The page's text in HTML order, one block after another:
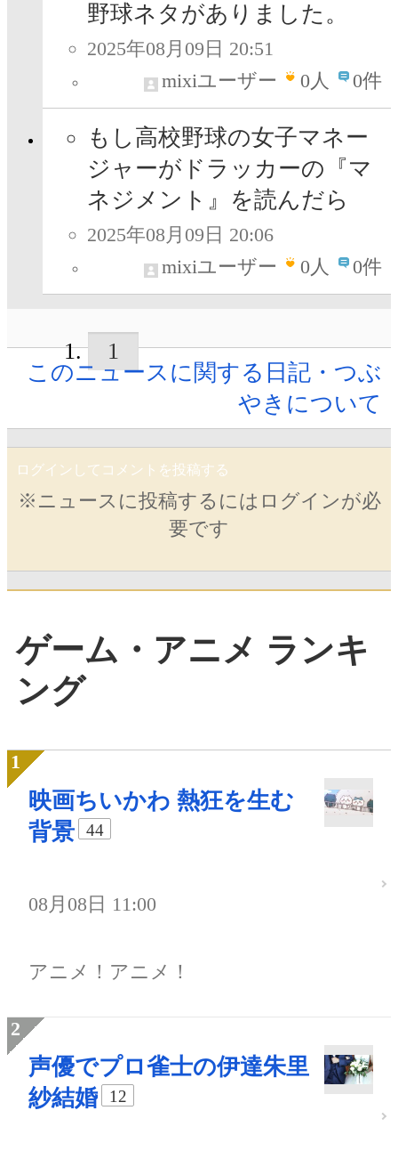
野球ネタがありました。
2025年08月09日 20:51
mixiユーザー
0人 0件
もし高校野球の女子マネー
ジャーがドラッカーの『マ
ネジメント』を読んだら
2025年08月09日 20:06
mixiユーザー
0人 0件
1
このニュースに関する日記・つぶ
やきについて
ログインしてコメントを投稿する
※ニュースに投稿するにはログインが必
要です
ゲーム・アニメ ランキ
ング
映画ちいかわ 熱狂を生む
背景
44
08月08日 11:00
アニメ！アニメ！
声優でプロ雀士の伊達朱里
紗結婚
12